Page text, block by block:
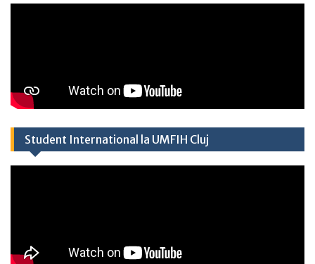
Student International la UMFIH Cluj​